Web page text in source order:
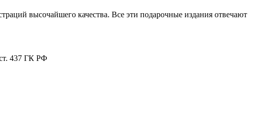
высочайшего качества. Все эти подарочные издания отвечают
437 ГК РФ